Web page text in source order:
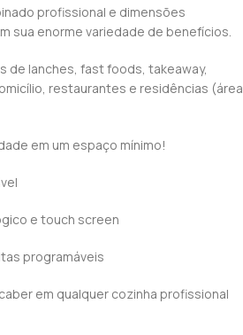
profissional e dimensões
sua enorme variedade de benefícios.
de lanches, fast foods, takeaway,
restaurantes e residências (área
em um espaço mínimo!
e touch screen
programáveis
em qualquer cozinha profissional